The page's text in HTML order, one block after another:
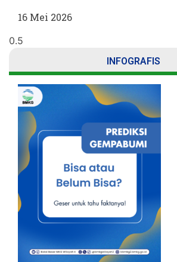
16 Mei 2026
INFOGRAFIS